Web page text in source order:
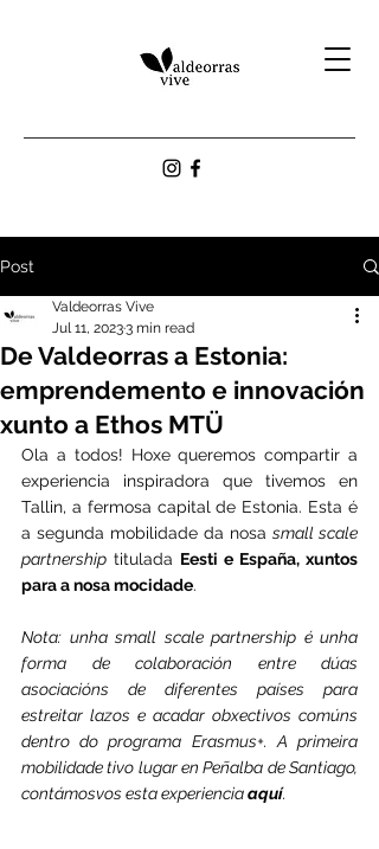
Post
De Valdeorras a Estonia:
emprendemento e innovación
xunto a Ethos MTÜ
Valdeorras Vive
Jul 11, 20233 min read
Ola a todos! Hoxe queremos compartir a
experiencia inspiradora que tivemos en
Tallin, a fermosa capital de Estonia. Esta é
a segunda mobilidade da nosa small scale
partnership titulada Eesti e España, xuntos
para a nosa mocidade.
Nota: unha small scale partnership é unha
forma de colaboración entre dúas
asociacións de diferentes países para
estreitar lazos e acadar obxectivos comúns
dentro do programa Erasmus+. A primeira
mobilidade tivo lugar en Peñalba de Santiago,
contámosvos esta experiencia aquí.